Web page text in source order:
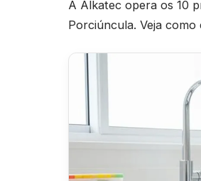
A Alkatec opera os 10
Porciúncula. Veja